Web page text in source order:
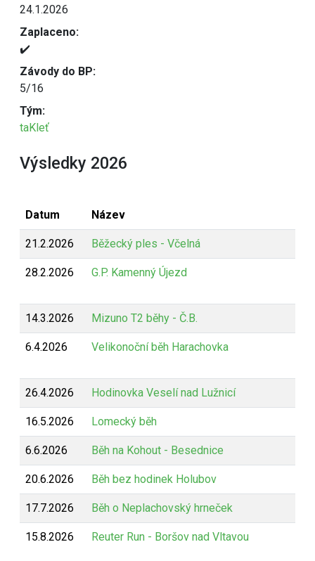
24.1.2026
Zaplaceno:
✔️
Závody do BP:
5/16
Tým:
taKleť
Výsledky 2026
Datum Název
21.2.2026 Běžecký ples - Včelná
28.2.2026 G.P. Kamenný Újezd
14.3.2026 Mizuno T2 běhy - Č.B.
6.4.2026 Velikonoční běh Harachovka
26.4.2026 Hodinovka Veselí nad Lužnicí
16.5.2026 Lomecký běh
6.6.2026 Běh na Kohout - Besednice
20.6.2026 Běh bez hodinek Holubov
17.7.2026 Běh o Neplachovský hrneček
15.8.2026 Reuter Run - Boršov nad Vltavou